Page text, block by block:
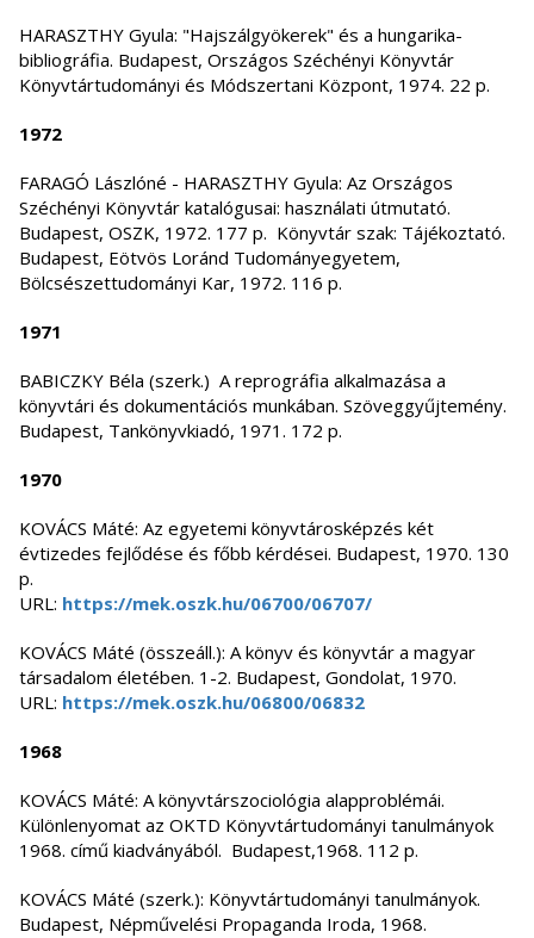
HARASZTHY Gyula: "Hajszálgyökerek" és a hungarika-
bibliográfia. Budapest, Országos Széchényi Könyvtár
Könyvtártudományi és Módszertani Központ, 1974. 22 p.
1972
FARAGÓ Lászlóné - HARASZTHY Gyula: Az Országos
Széchényi Könyvtár katalógusai: használati útmutató.
Budapest, OSZK, 1972. 177 p. Könyvtár szak: Tájékoztató.
Budapest, Eötvös Loránd Tudományegyetem,
Bölcsészettudományi Kar, 1972. 116 p.
1971
BABICZKY Béla (szerk.) A reprográfia alkalmazása a
könyvtári és dokumentációs munkában. Szöveggyűjtemény.
Budapest, Tankönyvkiadó, 1971. 172 p.
1970
KOVÁCS Máté: Az egyetemi könyvtárosképzés két
évtizedes fejlődése és főbb kérdései. Budapest, 1970. 130
p.
URL: https://mek.oszk.hu/06700/06707/
KOVÁCS Máté (összeáll.): A könyv és könyvtár a magyar
társadalom életében. 1-2. Budapest, Gondolat, 1970.
URL: https://mek.oszk.hu/06800/06832
1968
KOVÁCS Máté: A könyvtárszociológia alapproblémái.
Különlenyomat az OKTD Könyvtártudományi tanulmányok
1968. című kiadványából. Budapest,1968. 112 p.
KOVÁCS Máté (szerk.): Könyvtártudományi tanulmányok.
Budapest, Népművelési Propaganda Iroda, 1968.